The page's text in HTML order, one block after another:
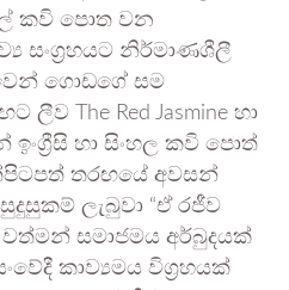
කවි පොත වන
සංග්‍රහයට නිර්මාණශීලී
ගොඩගේ සම
The Red Jasmine හා
හා සිංහල කවි පොත්
තරඟයේ අවසන්
ලැබුවා “ඒ රජීව
සමාජමය අර්බුදයක්
කාව්‍යමය විග්‍රහයක්